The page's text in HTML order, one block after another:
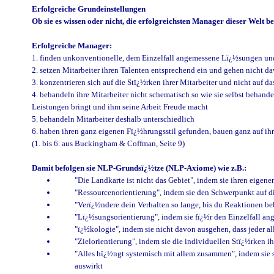
Erfolgreiche Grundeinstellungen
Ob sie es wissen oder nicht, die erfolgreichsten Manager dieser Welt
Erfolgreiche Manager:
1. finden unkonventionelle, dem Einzelfall angemessene Lï¿½sungen
2. setzen Mitarbeiter ihren Talenten entsprechend ein und gehen nicht
3. konzentrieren sich auf die Stï¿½rken ihrer Mitarbeiter und nicht auf
4. behandeln ihre Mitarbeiter nicht schematisch so wie sie selbst
Leistungen bringt und ihm seine Arbeit Freude macht
5. behandeln Mitarbeiter deshalb unterschiedlich
6. haben ihren ganz eigenen Fï¿½hrungsstil gefunden, bauen ganz auf
(1. bis 6. aus Buckingham & Coffman, Seite 9)
Damit befolgen sie NLP-Grundsï¿½tze (NLP-Axiome) wie z.B.:
"Die Landkarte ist nicht das Gebiet", indem sie ihren
"Ressourcenorientierung", indem sie den Schwerpunkt
"Verï¿½ndere dein Verhalten so lange, bis du Reaktionen
"Lï¿½sungsorientierung", indem sie fï¿½r den Einzelfall
"ï¿½kologie", indem sie nicht davon ausgehen, dass jeder
"Zielorientierung", indem sie die individuellen Stï¿½rken
"Alles hï¿½ngt systemisch mit allem zusammen", indem
auswirkt